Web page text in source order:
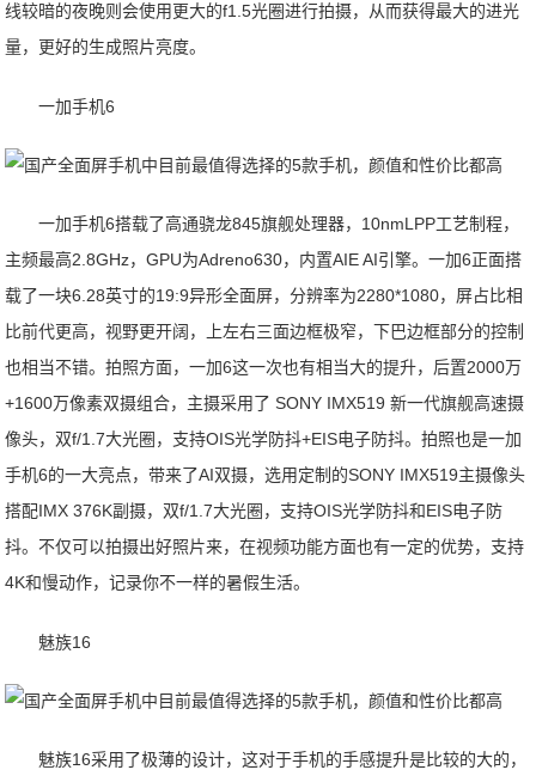
线较暗的夜晚则会使用更大的f1.5光圈进行拍摄，从而获得最大的进光
量，更好的生成照片亮度。
一加手机6
一加手机6搭载了高通骁龙845旗舰处理器，10nmLPP工艺制程，
主频最高2.8GHz，GPU为Adreno630，内置AIE AI引擎。一加6正面搭
载了一块6.28英寸的19:9异形全面屏，分辨率为2280*1080，屏占比相
比前代更高，视野更开阔，上左右三面边框极窄，下巴边框部分的控制
也相当不错。拍照方面，一加6这一次也有相当大的提升，后置2000万
+1600万像素双摄组合，主摄采用了 SONY IMX519 新一代旗舰高速摄
像头，双f/1.7大光圈，支持OIS光学防抖+EIS电子防抖。拍照也是一加
手机6的一大亮点，带来了AI双摄，选用定制的SONY IMX519主摄像头
搭配IMX 376K副摄，双f/1.7大光圈，支持OIS光学防抖和EIS电子防
抖。不仅可以拍摄出好照片来，在视频功能方面也有一定的优势，支持
4K和慢动作，记录你不一样的暑假生活。
魅族16
魅族16采用了极薄的设计，这对于手机的手感提升是比较的大的，